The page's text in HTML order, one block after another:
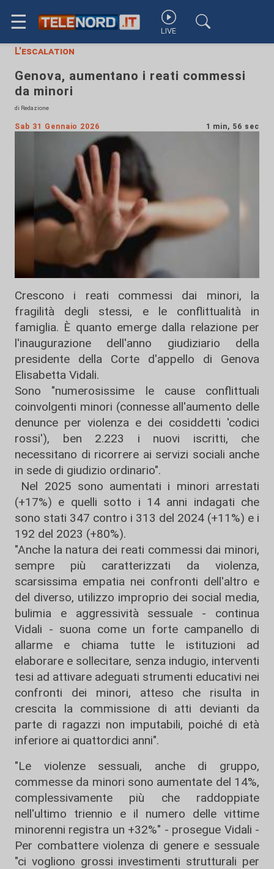
☰ LIVE
L'escalation
Genova, aumentano i reati commessi
da minori
di Redazione
Sab 31 Gennaio 2026 1 min, 56 sec
Crescono i reati commessi dai minori, la
fragilità degli stessi, e le conflittualità in
famiglia. È quanto emerge dalla relazione per
l'inaugurazione dell'anno giudiziario della
presidente della Corte d'appello di Genova
Elisabetta Vidali.
Sono "numerosissime le cause conflittuali
coinvolgenti minori (connesse all'aumento delle
denunce per violenza e dei cosiddetti 'codici
rossi'), ben 2.223 i nuovi iscritti, che
necessitano di ricorrere ai servizi sociali anche
in sede di giudizio ordinario".
Nel 2025 sono aumentati i minori arrestati
(+17%) e quelli sotto i 14 anni indagati che
sono stati 347 contro i 313 del 2024 (+11%) e i
192 del 2023 (+80%).
"Anche la natura dei reati commessi dai minori,
sempre più caratterizzati da violenza,
scarsissima empatia nei confronti dell'altro e
del diverso, utilizzo improprio dei social media,
bulimia e aggressività sessuale - continua
Vidali - suona come un forte campanello di
allarme e chiama tutte le istituzioni ad
elaborare e sollecitare, senza indugio, interventi
tesi ad attivare adeguati strumenti educativi nei
confronti dei minori, atteso che risulta in
crescita la commissione di atti devianti da
parte di ragazzi non imputabili, poiché di età
inferiore ai quattordici anni".
"Le violenze sessuali, anche di gruppo,
commesse da minori sono aumentate del 14%,
complessivamente più che raddoppiate
nell'ultimo triennio e il numero delle vittime
minorenni registra un +32%" - prosegue Vidali -
Per combattere violenza di genere e sessuale
"ci vogliono grossi investimenti strutturali per